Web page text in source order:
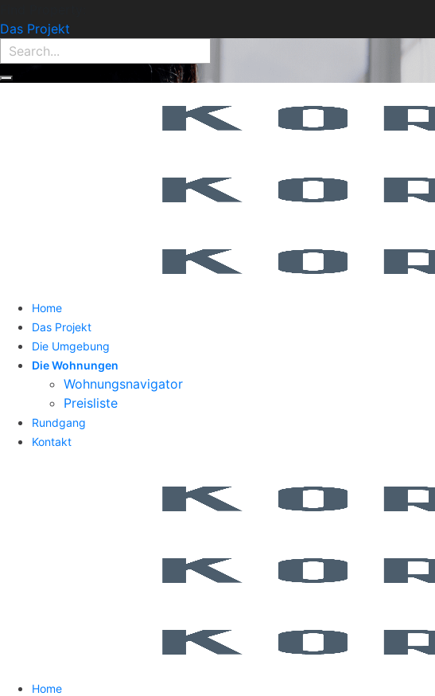
Das Projekt
Home
Das Projekt
Die Umgebung
Die Wohnungen
Wohnungsnavigator
Preisliste
Rundgang
Kontakt
Home